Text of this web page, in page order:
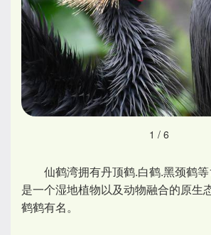
1 / 6
仙鹤湾拥有丹顶鹤.白鹤.黑颈鹤等
是一个湿地植物以及动物融合的原生
鹤鹤有名。